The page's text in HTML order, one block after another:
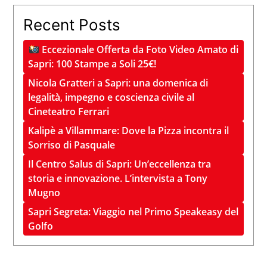
Recent Posts
Eccezionale Offerta da Foto Video Amato di
Sapri: 100 Stampe a Soli 25€!
Nicola Gratteri a Sapri: una domenica di
legalità, impegno e coscienza civile al
Cineteatro Ferrari
Kalipè a Villammare: Dove la Pizza incontra il
Sorriso di Pasquale
Il Centro Salus di Sapri: Un’eccellenza tra
storia e innovazione. L’intervista a Tony
Mugno
Sapri Segreta: Viaggio nel Primo Speakeasy del
Golfo